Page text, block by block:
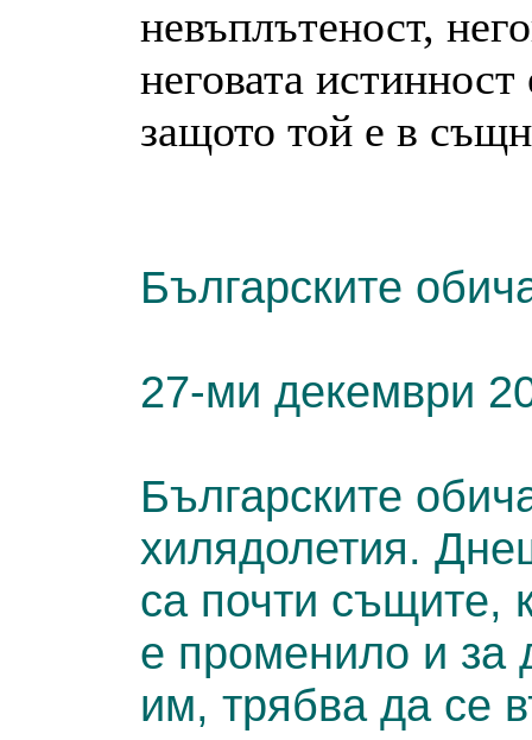
невъплътеност,
неговата
защото той е в
Българските
27-ми декември
Българските
хилядолетия.
са почти същите,
е променило и за
им, трябва да се